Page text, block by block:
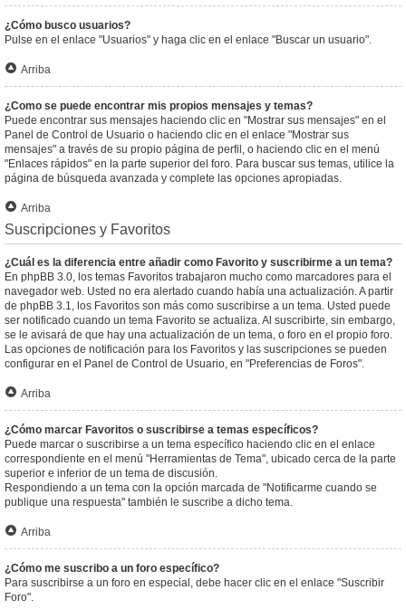
¿Cómo busco usuarios?
Pulse en el enlace "Usuarios" y haga clic en el enlace "Buscar un usuario".
Arriba
¿Como se puede encontrar mis propios mensajes y temas?
Puede encontrar sus mensajes haciendo clic en "Mostrar sus mensajes" en el
Panel de Control de Usuario o haciendo clic en el enlace "Mostrar sus
mensajes" a través de su propio página de perfil, o haciendo clic en el menú
"Enlaces rápidos" en la parte superior del foro. Para buscar sus temas, utilice la
página de búsqueda avanzada y complete las opciones apropiadas.
Arriba
Suscripciones y Favoritos
¿Cuál es la diferencia entre añadir como Favorito y suscribirme a un tema?
En phpBB 3.0, los temas Favoritos trabajaron mucho como marcadores para el
navegador web. Usted no era alertado cuando había una actualización. A partir
de phpBB 3.1, los Favoritos son más como suscribirse a un tema. Usted puede
ser notificado cuando un tema Favorito se actualiza. Al suscribirte, sin embargo,
se le avisará de que hay una actualización de un tema, o foro en el propio foro.
Las opciones de notificación para los Favoritos y las suscripciones se pueden
configurar en el Panel de Control de Usuario, en "Preferencias de Foros".
Arriba
¿Cómo marcar Favoritos o suscribirse a temas específicos?
Puede marcar o suscribirse a un tema específico haciendo clic en el enlace
correspondiente en el menú "Herramientas de Tema", ubicado cerca de la parte
superior e inferior de un tema de discusión.
Respondiendo a un tema con la opción marcada de "Notificarme cuando se
publique una respuesta" también le suscribe a dicho tema.
Arriba
¿Cómo me suscribo a un foro específico?
Para suscribirse a un foro en especial, debe hacer clic en el enlace "Suscribir
Foro".